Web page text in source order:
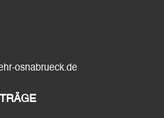
osnabrueck.de